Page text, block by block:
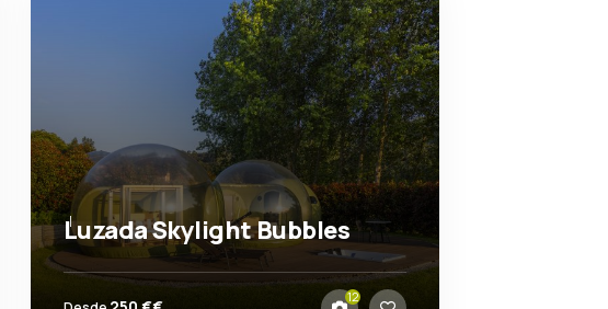
Luzada Skylight Bubbles
Joven
12